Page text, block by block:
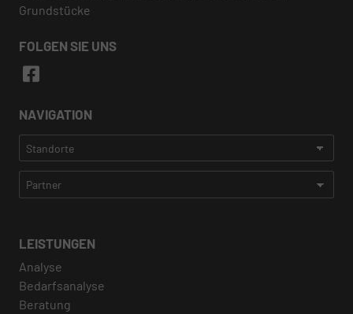
Grundstücke
FOLGEN SIE UNS
NAVIGATION
LEISTUNGEN
Analyse
Bedarfsanalyse
Beratung